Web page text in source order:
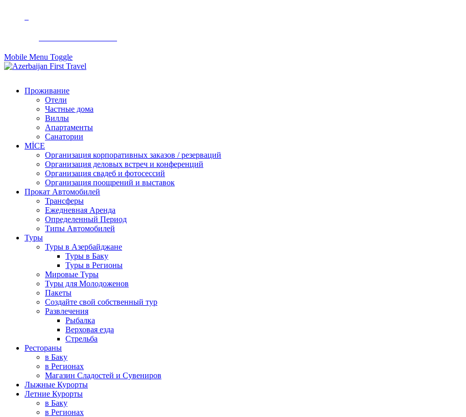
Mobile Menu Toggle
Проживание
Отели
Частные дома
Виллы
Апартаменты
Санатории
MİCE
Организация корпоративных заказов / резерваций
Организация деловых встреч и конференций
Организация свадеб и фотосессий
Организация поощрений и выставок
Прокат Автомобилей
Трансферы
Ежедневная Аренда
Определенный Период
Типы Автомобилей
Туры
Туры в Азербайджане
Туры в Баку
Туры в Регионы
Мировые Туры
Туры для Молодоженов
Пакеты
Создайте свой собственный тур
Развлечения
Рыбалка
Верховая езда
Стрельба
Рестораны
в Баку
в Регионах
Магазин Сладостей и Сувениров
Лыжные Курорты
Летние Курорты
в Баку
в Регионах